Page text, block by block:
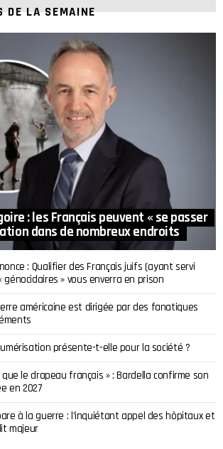
DE LA SEMAINE
: les Français peuvent « se passer
dans de nombreux endroits
: Qualifier des Français juifs (ayant servi
génocidaires » vous enverra en prison
américaine est dirigée par des fanatiques
présente-t-elle pour la société ?
le drapeau français » : Bardella confirme son
en 2027
à la guerre : l’inquiétant appel des hôpitaux et
majeur